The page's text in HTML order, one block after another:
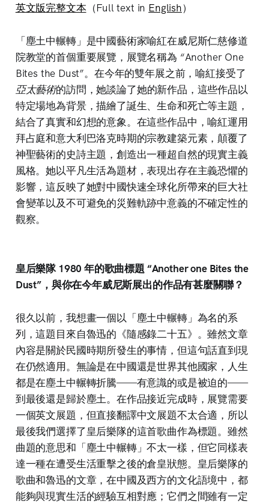
英文版完整文本 （Full text in English）
「塵土中輾轉」是中國藝術家喻紅在威尼斯仁慈修道
院教堂的首個重要展覽，展覽名稱為 “Another One
Bites the Dust”。在今年的雙年展之前，喻紅接受了
亞太藝術的訪問，她談論了她的新作品，這些作品以
特定場地為背景，描繪了誕生、生命和死亡等主題，
結合了真實和幻想的意象。在這些作品中，喻紅運用
拜占庭和意大利巴洛克時期的宗教建築元素，顛覆了
神聖藝術的史詩主題，創造出一種超自然的現實主義
風格。她以平凡生活為題材，表現出存在主義恐懼的
影響，這反映了她對中國快速全球化所帶來的巨大社
會變革以及不可避免的災難軌跡中意義的不確定性的
觀察。
皇后樂隊 1980 年的歌曲標題 “Another one Bites the
Dust”，與你在今年威尼斯展出的作品有甚麼關聯？
很久以前，我想畫一個以「塵土中輾轉」為名的系
列，這題目來自魯迅的《隨感錄二十五》。雖然文章
內容是關於民國時期所發生的事情，但這句話直到現
在仍然適用。無論是在中國還是世界其他國家，人生
都是在塵土中輾轉折騰——有意識的或是被迫的——
到最後還是歸於塵土。在作品接近完成時，展覽需要
一個英文展題，但直接翻譯中文展題不太合適，所以
最後我們選擇了皇后樂隊的這首歌曲作為標題。雖然
曲題的意思和「塵土中輾轉」不太一樣，但它同樣表
達一種在遭受生活重擊之後的倉皇狀態。皇后樂隊的
歌曲和魯迅的文章，在中國及西方的文化語境中，都
能夠與現實生活的經驗互相對應；它們之間雖有一定